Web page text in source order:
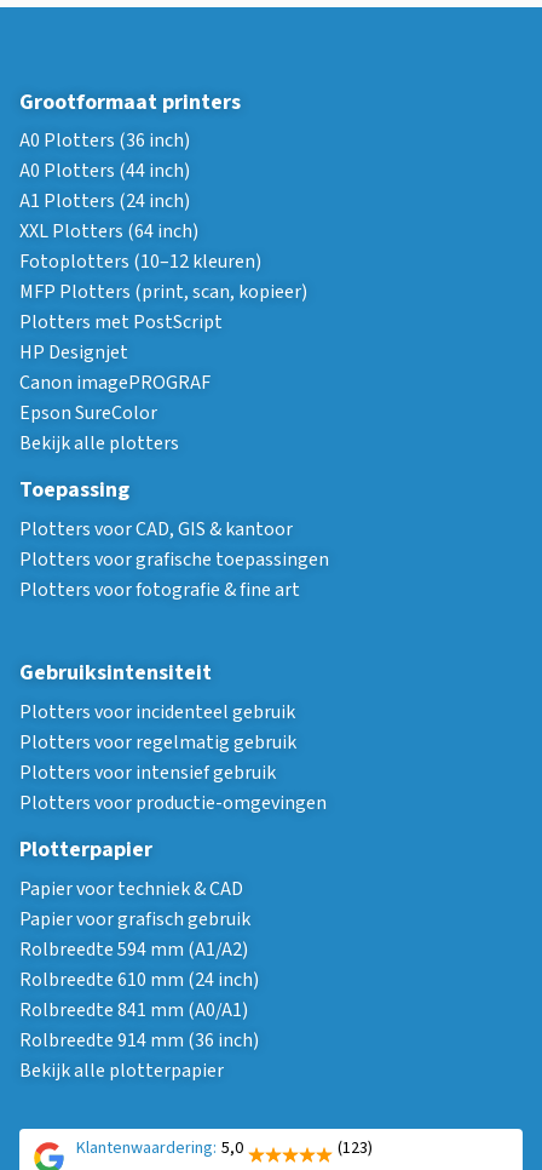
Grootformaat printers
A0 Plotters (36 inch)
A0 Plotters (44 inch)
A1 Plotters (24 inch)
XXL Plotters (64 inch)
Fotoplotters (10–12 kleuren)
MFP Plotters (print, scan, kopieer)
Plotters met PostScript
HP Designjet
Canon imagePROGRAF
Epson SureColor
Bekijk alle plotters
Toepassing
Plotters voor CAD, GIS & kantoor
Plotters voor grafische toepassingen
Plotters voor fotografie & fine art
Gebruiksintensiteit
Plotters voor incidenteel gebruik
Plotters voor regelmatig gebruik
Plotters voor intensief gebruik
Plotters voor productie-omgevingen
Plotterpapier
Papier voor techniek & CAD
Papier voor grafisch gebruik
Rolbreedte 594 mm (A1/A2)
Rolbreedte 610 mm (24 inch)
Rolbreedte 841 mm (A0/A1)
Rolbreedte 914 mm (36 inch)
Bekijk alle plotterpapier
Klantenwaardering: 5,0 (123)